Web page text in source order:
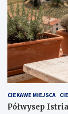
CIEKAWE MIEJSCA
Półwysep